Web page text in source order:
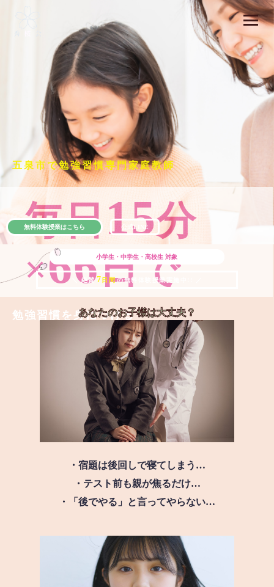
五泉市で勉強習慣専門家庭教師
毎日15分
×66日で
勉強習慣を身につける
小学生・中学生・高校生 対象
＼ 絶賛 7 日間の無料体験授業実施中!! ／
無料体験授業はこちら 公式LINE
あなたのお子様は大丈夫？
・宿題は後回しで寝てしまう…
・テスト前も親が焦るだけ…
・「後でやる」と言ってやらない…